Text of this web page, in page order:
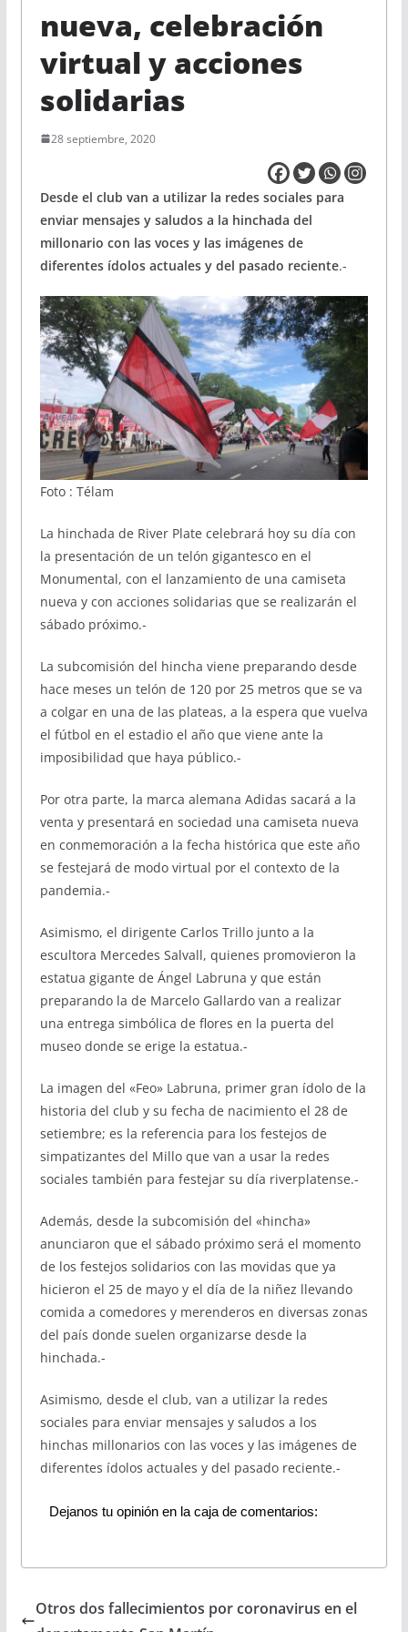
nueva, celebración
virtual y acciones
solidarias
28 septiembre, 2020
Desde el club van a utilizar la redes sociales para
enviar mensajes y saludos a la hinchada del
millonario con las voces y las imágenes de
diferentes ídolos actuales y del pasado reciente.-
Foto : Télam
La hinchada de River Plate celebrará hoy su día con
la presentación de un telón gigantesco en el
Monumental, con el lanzamiento de una camiseta
nueva y con acciones solidarias que se realizarán el
sábado próximo.-
La subcomisión del hincha viene preparando desde
hace meses un telón de 120 por 25 metros que se va
a colgar en una de las plateas, a la espera que vuelva
el fútbol en el estadio el año que viene ante la
imposibilidad que haya público.-
Por otra parte, la marca alemana Adidas sacará a la
venta y presentará en sociedad una camiseta nueva
en conmemoración a la fecha histórica que este año
se festejará de modo virtual por el contexto de la
pandemia.-
Asimismo, el dirigente Carlos Trillo junto a la
escultora Mercedes Salvall, quienes promovieron la
estatua gigante de Ángel Labruna y que están
preparando la de Marcelo Gallardo van a realizar
una entrega simbólica de flores en la puerta del
museo donde se erige la estatua.-
La imagen del «Feo» Labruna, primer gran ídolo de la
historia del club y su fecha de nacimiento el 28 de
setiembre; es la referencia para los festejos de
simpatizantes del Millo que van a usar la redes
sociales también para festejar su día riverplatense.-
Además, desde la subcomisión del «hincha»
anunciaron que el sábado próximo será el momento
de los festejos solidarios con las movidas que ya
hicieron el 25 de mayo y el día de la niñez llevando
comida a comedores y merenderos en diversas zonas
del país donde suelen organizarse desde la
hinchada.-
Asimismo, desde el club, van a utilizar la redes
sociales para enviar mensajes y saludos a los
hinchas millonarios con las voces y las imágenes de
diferentes ídolos actuales y del pasado reciente.-
Dejanos tu opinión en la caja de comentarios:
Otros dos fallecimientos por coronavirus en el